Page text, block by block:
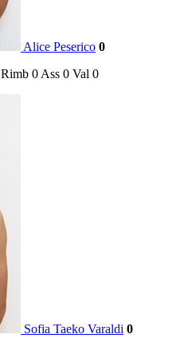
Alice Peserico 0
Rimb 0 Ass 0 Val 0
Sofia Taeko Varaldi 0